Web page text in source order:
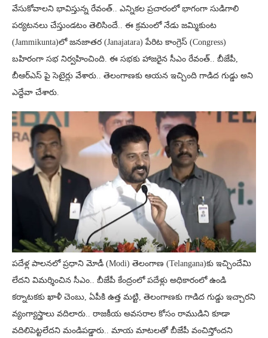
వేసుకోవాలని భావిస్తున్న రేవంత్.. ఎన్నికల ప్రచారంలో భాగంగా సుడిగాలి
పర్యటనలు చేస్తుండటం తెలిసిందే.. ఈ క్రమంలో నేడు జమ్మికుంట
(Jammikunta)లో జనజాతర (Janajatara) పేరిట కాంగ్రెస్ (Congress)
బహిరంగా సభ నిర్వహించింది. ఈ సభకు హాజరైన సీఎం రేవంత్.. బీజేపీ,
బీఆర్ఎస్ పై సెటైర్లు వేశారు.. తెలంగాణకు ఆయన ఇచ్చింది గాడిద గుడ్డు అని
ఎద్దేవా చేశారు.
పదేళ్ల పాలనలో ప్రధాని మోడీ (Modi) తెలంగాణ (Telangana)కు ఇచ్చిందేమి
లేదని విమర్శించిన సీఎం.. బీజేపీ కేంద్రంలో పదేళ్లు అధికారంలో ఉండి
కర్నాటకకు ఖాళీ చెంబు, ఏపీకి ఉత్త మట్టి, తెలంగాణకు గాడిద గుడ్డు ఇచ్చారని
వ్యంగ్యాస్త్రాలు వదిలారు.. రాజకీయ అవసరాల కోసం రాముడిని కూడా
వదిలిపెట్టలేదని మండిపడ్డారు.. మాయ మాటలతో బీజేపీ వంచిస్తోందని